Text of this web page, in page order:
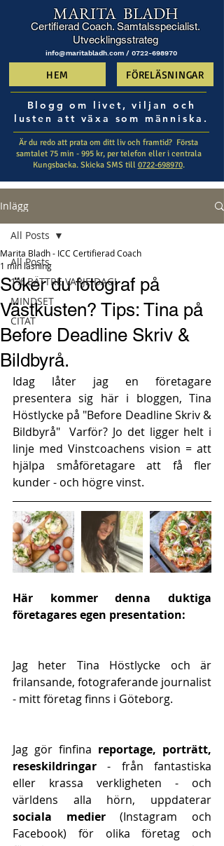
MARITA BLADH
Certifierad Coach. Samtalsspecialist.
Utvecklingsstrateg
info@maritabladh.com / 0722-698970
HEM FÖRELÄSNINGAR
Blogg om livet, viljan och
lusten att växa som människa.
Är du redo att prata om ditt liv och framtid? ​ Första
samtalet 75 min - 995 kr, per telefon eller i centrala
Kungsbacka. Skicka SMS till 0722-698970.
Inlägg
All Posts
1% BÄTTRE VARJE DAG!
MINDSET
CITAT
All Posts
Söker du fotograf på
Västkusten? Tips: Tina på
Before Deadline Skriv &
Bildbyrå.
Marita Bladh - ICC Certifierad Coach
1 min läsning
Idag låter jag en företagare
presentera sig här i bloggen, Tina
Höstlycke på "Before Deadline Skriv &
Bildbyrå"  Varför? Jo det ligger helt i
linje med Vinstcoachens vision = att
hjälpa småföretagare att få fler
kunder - och högre vinst.
Här kommer denna duktiga
företagares egen presentation:
Jag heter Tina Höstlycke och är
frilansande, fotograferande journalist
- mitt företag finns i Göteborg.
Jag gör finfina reportage, porträtt,
reseskildringar - från fantastiska
eller krassa verkligheten - och
sociala medier (Instagram och
Facebook) för olika företag och